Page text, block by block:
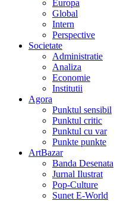
Europa
Global
Intern
Perspective
Societate
Administratie
Analiza
Economie
Institutii
Agora
Punktul sensibil
Punktul critic
Punktul cu var
Punkte punkte
ArtBazar
Banda Desenata
Jurnal Ilustrat
Pop-Culture
Sunet E-World